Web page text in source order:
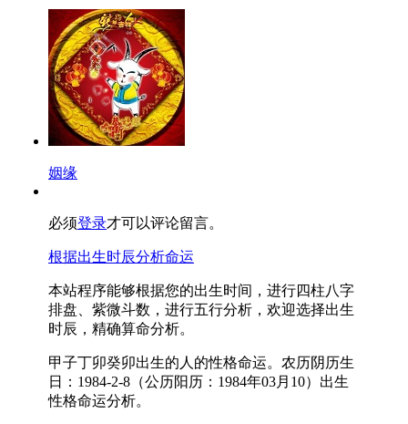
姻缘
必须登录才可以评论留言。
根据出生时辰分析命运
本站程序能够根据您的出生时间，进行四柱八字
排盘、紫微斗数，进行五行分析，欢迎选择出生
时辰，精确算命分析。
甲子丁卯癸卯出生的人的性格命运。农历阴历生
日：1984-2-8（公历阳历：1984年03月10）出生
性格命运分析。